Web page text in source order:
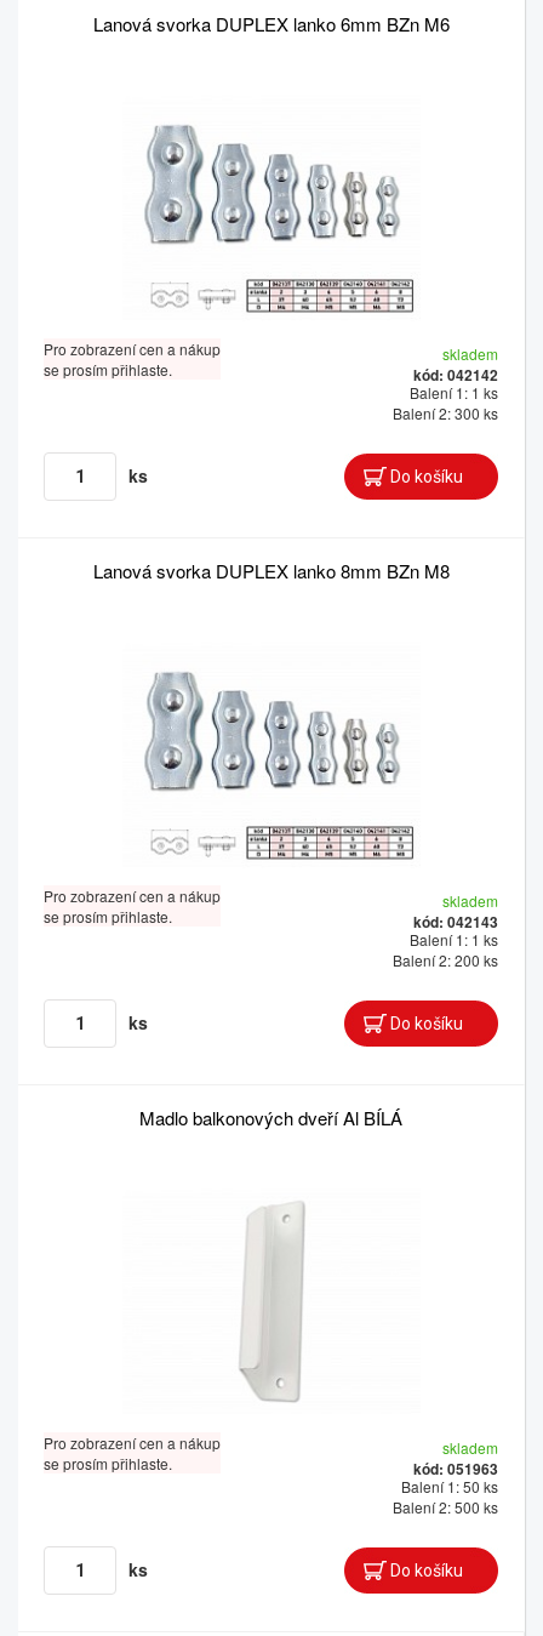
Lanová svorka DUPLEX lanko 6mm BZn M6
Pro zobrazení cen a nákup
se prosím přihlaste.
skladem
kód: 042142
Balení 1: 1 ks
Balení 2: 300 ks
ks
Lanová svorka DUPLEX lanko 8mm BZn M8
Pro zobrazení cen a nákup
se prosím přihlaste.
skladem
kód: 042143
Balení 1: 1 ks
Balení 2: 200 ks
ks
Madlo balkonových dveří Al BÍLÁ
Pro zobrazení cen a nákup
se prosím přihlaste.
skladem
kód: 051963
Balení 1: 50 ks
Balení 2: 500 ks
ks